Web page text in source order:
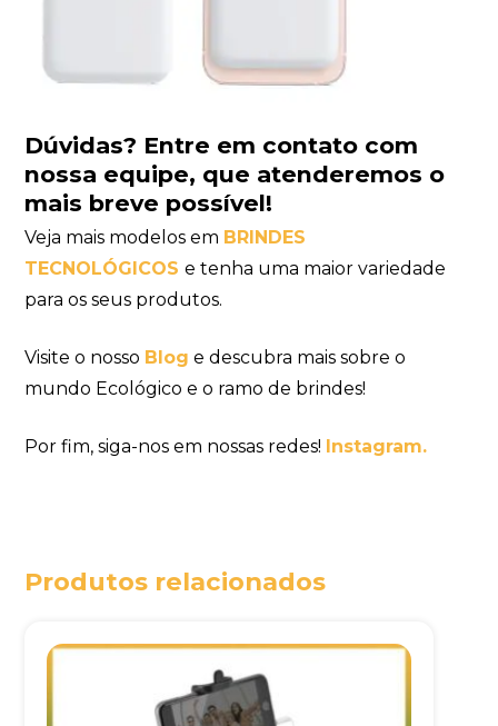
Dúvidas? Entre em contato com
nossa equipe, que atenderemos o
mais breve possível!
Veja mais modelos em BRINDES
TECNOLÓGICOS e tenha uma maior variedade
para os seus produtos.
Visite o nosso Blog e descubra mais sobre o
mundo Ecológico e o ramo de brindes!
Por fim, siga-nos em nossas redes! Instagram.
Produtos relacionados